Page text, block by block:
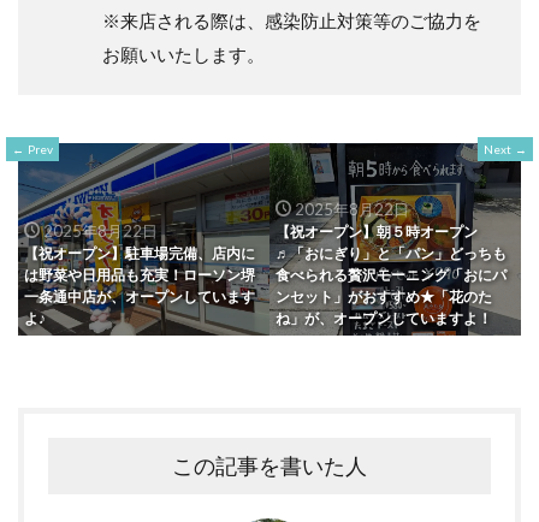
※来店される際は、感染防止対策等のご協力を
お願いいたします。
Prev
2025年8月22日
【祝オープン】駐車場完備、店内に
は野菜や日用品も充実！ローソン堺
一条通中店が、オープンしています
よ♪
Next
2025年8月22日
【祝オープン】朝５時オープン
♬「おにぎり」と「パン」どっちも
食べられる贅沢モーニング「おにパ
ンセット」がおすすめ★「花のた
ね」が、オープンしていますよ！
この記事を書いた人